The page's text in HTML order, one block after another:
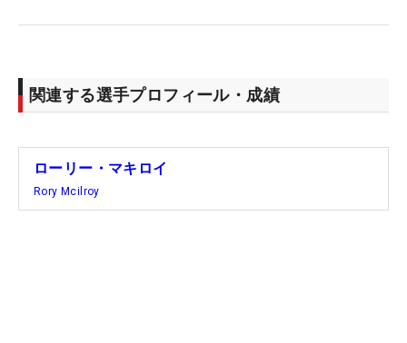
ウェイを攻めることが大切だ。まだティショットで
欠けているモノを探しているところだ。その部分が
関連する選手プロフィール・成績
ローリー・マキロイ
Rory Mcilroy